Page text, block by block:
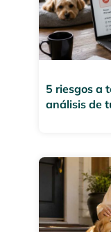
5 riesgos a
análisis de